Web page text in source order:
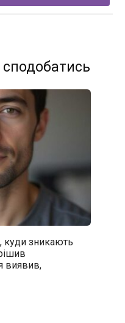
куди зникають
виявив,